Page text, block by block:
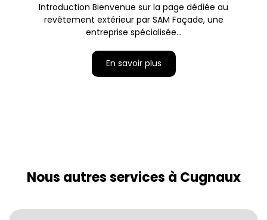
Introduction Bienvenue sur la page dédiée au
revêtement extérieur par SAM Façade, une
entreprise spécialisée...
En savoir plus
Nous autres services à Cugnaux